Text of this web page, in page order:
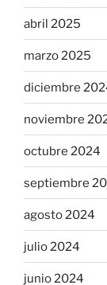
abril 2025
marzo 2025
diciembre
noviembre
octubre 2024
septiembre
agosto 2024
julio 2024
junio 2024